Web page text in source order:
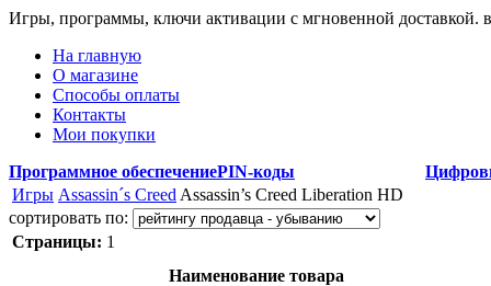
Игры, программы, ключи активации с мгновенной доставкой.
На главную
О магазине
Способы оплаты
Контакты
Мои покупки
Программное обеспечениеPIN-коды
Игры Assassin´s Creed Assassin’s Creed Liberation HD
сортировать по:
Страницы: 1
Наименование товара